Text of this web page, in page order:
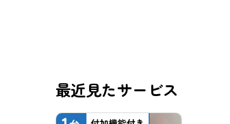
最近見たサービス